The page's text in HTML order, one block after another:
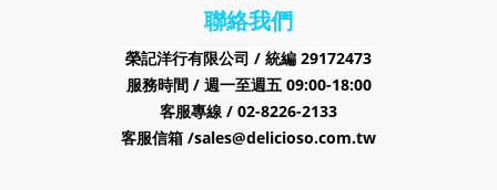
聯絡我們
榮記洋行有限公司 / 統編 29172473
服務時間 / 週一至週五 09:00-18:00
客服專線 / 02-8226-2133
客服信箱 /sales@delicioso.com.tw